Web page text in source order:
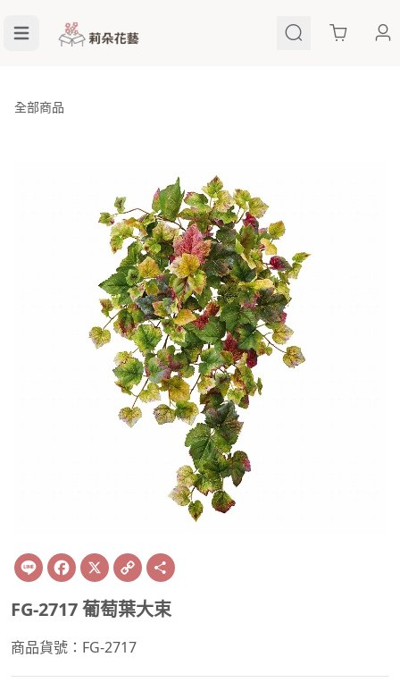
Cart
全部商品
Line Facebook
X Copy
Link
FG-2717 葡萄葉大束
商品貨號：FG-2717